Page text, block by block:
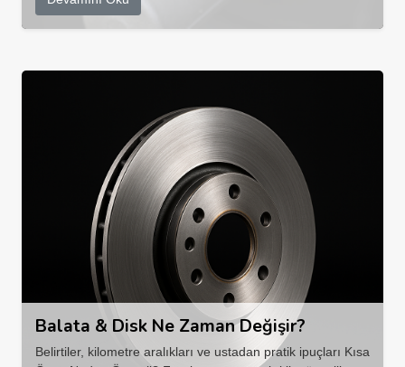
Balata & Disk Ne Zaman Değişir?
Belirtiler, kilometre aralıkları ve ustadan pratik ipuçları Kısa